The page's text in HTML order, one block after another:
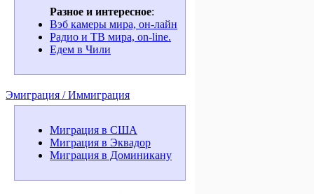
Разное и интересное:
Вэб камеры мира, он-лайн
Радио и ТВ мира, on-line.
Едем в Чили
Эмиграция / Иммиграция
Миграция в США
Миграция в Эквадор
Миграция в Доминикану